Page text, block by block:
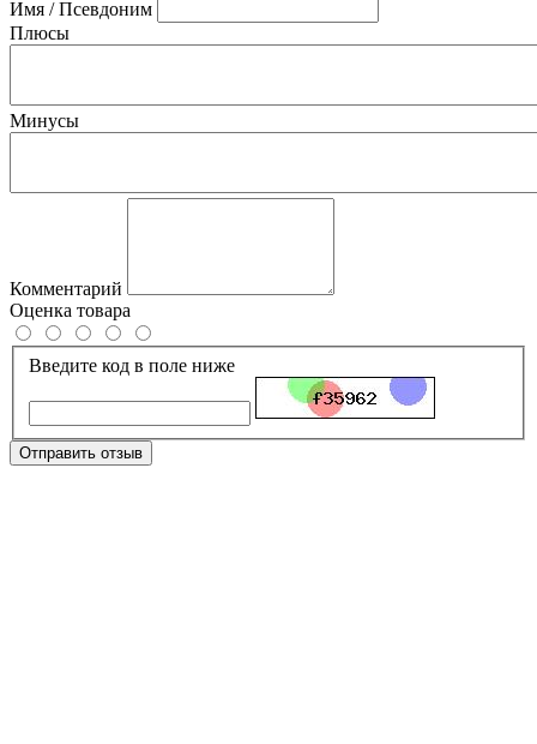
Имя / Псевдоним
Плюсы
Минусы
Комментарий
Оценка товара
Введите код в поле ниже
Отправить отзыв